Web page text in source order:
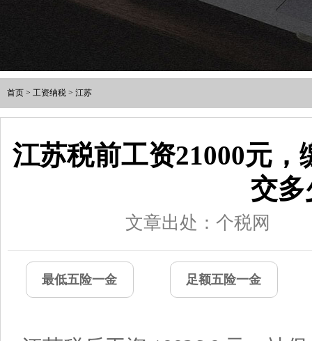
首页 > 工资纳税 > 江苏
江苏税前工资21000元
交多
文章出处：个税网
最低五险一金 足额五险一金